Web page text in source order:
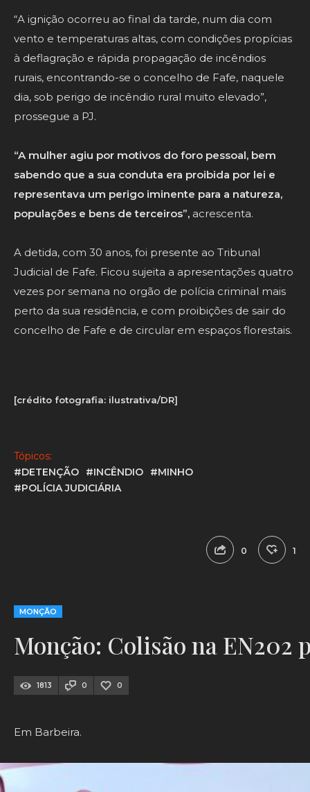
“A ignição ocorreu ao final da tarde, num dia com
vento e temperaturas altas, com condições propícias
à deflagração e rápida propagação de incêndios
rurais, encontrando-se o concelho de Fafe, naquele
dia, sob perigo de incêndio rural muito elevado”,
prossegue a PJ.
“A mulher agiu por motivos do foro pessoal, bem
sabendo que a sua conduta era proibida por lei e
representava um perigo iminente para a natureza,
populações e bens de terceiros”, acrescenta.
A detida, com 30 anos, foi presente ao Tribunal
Judicial de Fafe. Ficou sujeita a apresentações quatro
vezes por semana no orgão de polícia criminal mais
perto da sua residência, e com proibições de sair do
concelho de Fafe e de circular em espaços florestais.
[crédito fotografia: ilustrativa/DR]
Tópicos:
#DETENÇÃO
#INCÊNDIO
#MINHO
#POLÍCIA JUDICIÁRIA
0 1
MONÇÃO
Monção: Colisão na EN202
1813 0 0
Em Barbeira.